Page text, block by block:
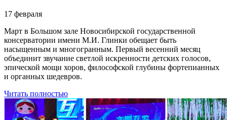
17 февраля
Март в Большом зале Новосибирской государственной
консерватории имени М.И. Глинки обещает быть
насыщенным и многогранным. Первый весенний месяц
объединит звучание светлой искренности детских голосов,
эпической мощи хоров, философской глубины фортепианных
и органных шедевров.
Читать полностью